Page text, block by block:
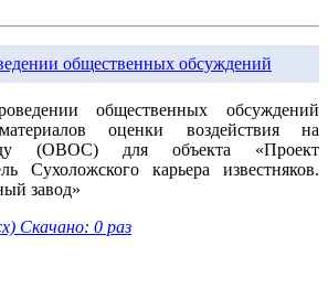
общественных обсуждений
общественных обсуждений
оценки воздействия на
(ОВОС) для объекта «Проект
Сухоложского карьера известняков.
завод»
Скачано: 0 раз